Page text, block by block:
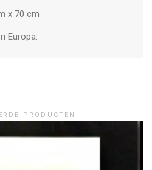
x 70 cm
Europa.
PRODUCTEN